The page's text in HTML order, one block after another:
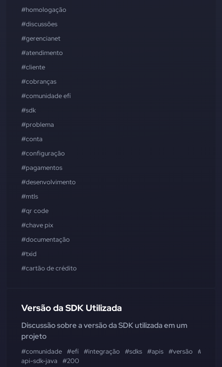
#homologação
#discussões
#gerencianet
#atendimento
#cliente
#cobranças
#comunidade efí
#sdk
#problema
#conta
#configuração
#pagamentos
#desenvolvimento
#mtls
#qr code
#chave pix
#documentação
#txid
#cartão de crédito
Versão da SDK Utilizada
Discussão sobre a versão da SDK utilizada em um
projeto
#comunidade #efí #integração #sdks #apis #versão
#gn-
api-sdk-java
#200